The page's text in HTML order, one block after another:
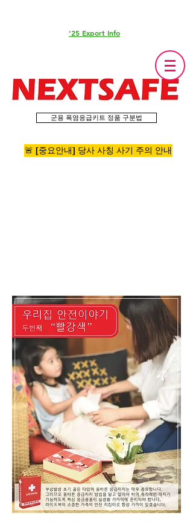
'25 Export Info
군용 폭염응급키트 정품 구분법
🚨 [중요안내] 당사 사칭 사기 주의 안내